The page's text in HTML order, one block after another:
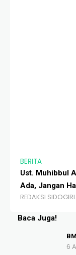
BERITA
Ust. Muhibbul
Ada, Jangan
REDAKSI
Baca Juga!
6